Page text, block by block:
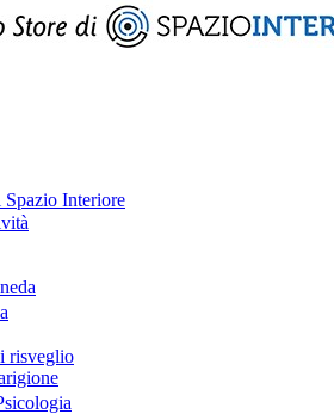
Interiore
risveglio